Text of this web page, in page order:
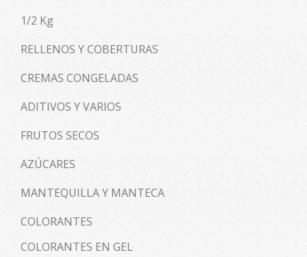
1/2 Kg
RELLENOS Y COBERTURAS
CREMAS CONGELADAS
ADITIVOS Y VARIOS
FRUTOS SECOS
AZÚCARES
MANTEQUILLA Y MANTECA
COLORANTES
COLORANTES EN GEL